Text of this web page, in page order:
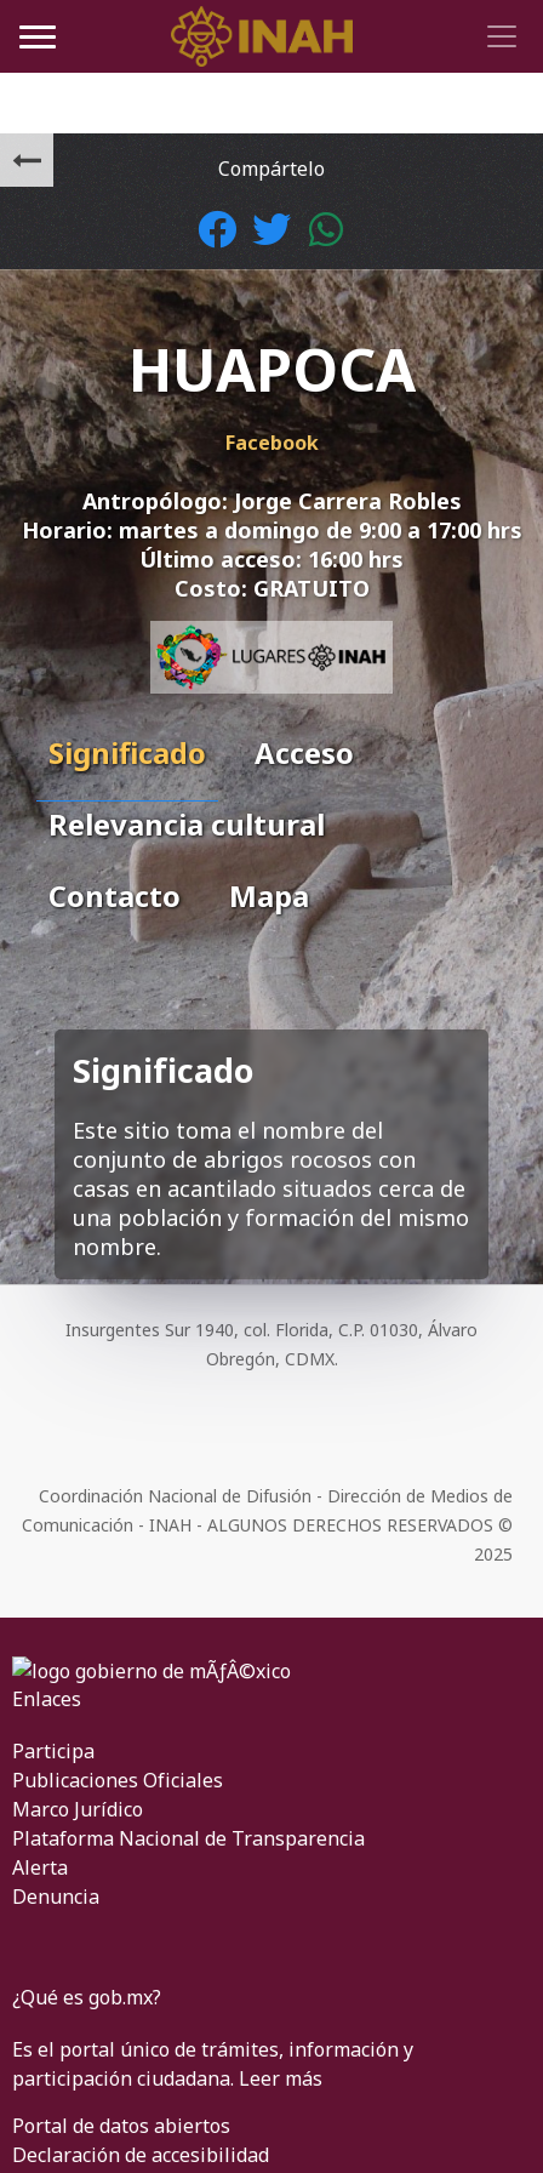
Compártelo
HUAPOCA
Facebook
Antropólogo: Jorge Carrera Robles
Horario: martes a domingo de 9:00 a 17:00 hrs
Último acceso: 16:00 hrs
Costo: GRATUITO
Significado
Acceso
Relevancia cultural
Contacto
Mapa
Significado
Este sitio toma el nombre del
conjunto de abrigos rocosos con
casas en acantilado situados cerca de
una población y formación del mismo
nombre.
Insurgentes Sur 1940, col. Florida, C.P. 01030, Álvaro
Obregón, CDMX.
Coordinación Nacional de Difusión - Dirección de Medios de
Comunicación - INAH - ALGUNOS DERECHOS RESERVADOS ©
2025
Enlaces
Participa
Publicaciones Oficiales
Marco Jurídico
Plataforma Nacional de Transparencia
Alerta
Denuncia
¿Qué es gob.mx?
Es el portal único de trámites, información y
participación ciudadana. Leer más
Portal de datos abiertos
Declaración de accesibilidad